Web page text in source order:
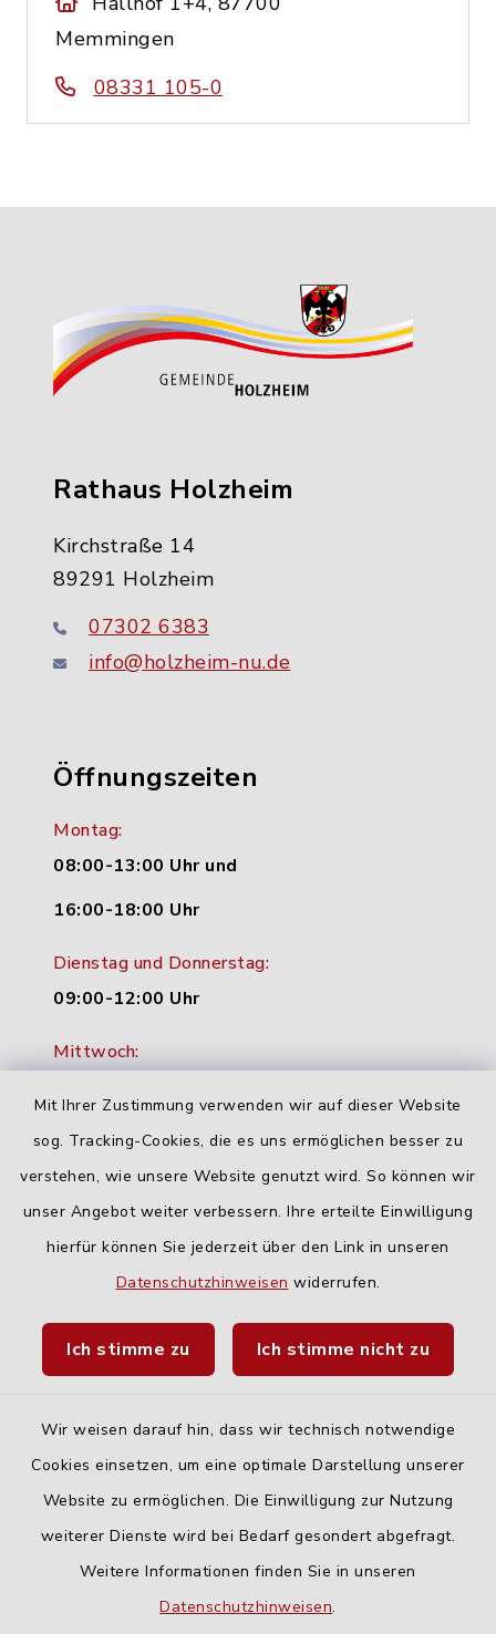
Mit Ihrer Zustimmung verwenden wir auf dieser Website
sog. Tracking-Cookies, die es uns ermöglichen besser zu
verstehen, wie unsere Website genutzt wird. So können wir
unser Angebot weiter verbessern. Ihre erteilte Einwilligung
hierfür können Sie jederzeit über den Link in unseren
Datenschutzhinweisen widerrufen.
Ich stimme zu Ich stimme nicht zu
Wir weisen darauf hin, dass wir technisch notwendige
Cookies einsetzen, um eine optimale Darstellung unserer
Website zu ermöglichen. Die Einwilligung zur Nutzung
weiterer Dienste wird bei Bedarf gesondert abgefragt.
Weitere Informationen finden Sie in unseren
Datenschutzhinweisen.
Memmingen
08331 105-0
Rathaus Holzheim
Kirchstraße 14
89291 Holzheim
07302 6383
info@holzheim-nu.de
Öffnungszeiten
Montag:
08:00-13:00 Uhr und
16:00-18:00 Uhr
Dienstag und Donnerstag:
09:00-12:00 Uhr
Mittwoch:
Freitag:
geschlossen
Quicklinks
Fahrplanauskunft DING
Barrierefreiheit